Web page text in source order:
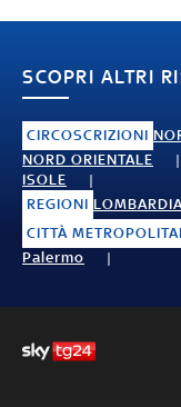
SCOPRI ALTRI
CIRCOSCRIZIONI
NORD ORIENTALE
ISOLE
REGIONI LOMBARDIA
CITTÀ
Palermo